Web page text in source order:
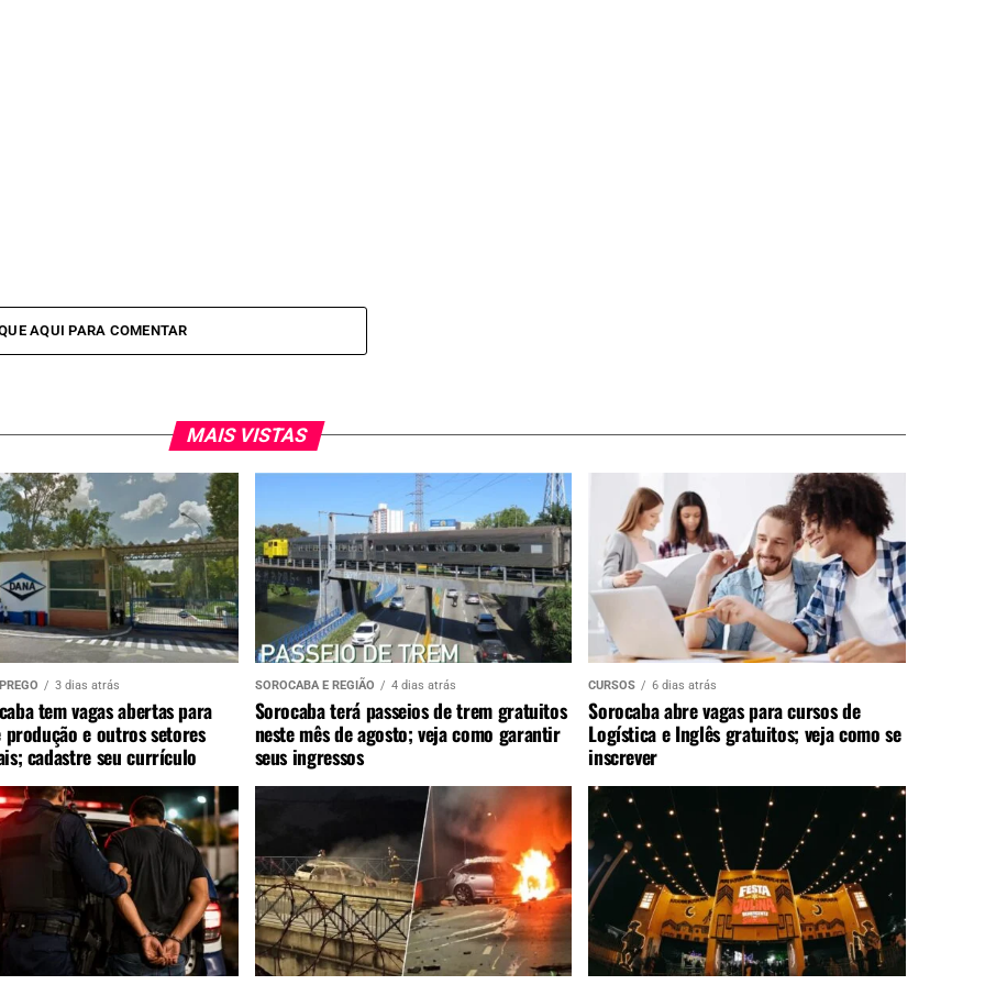
AQUI PARA COMENTAR
MAIS VISTAS
3 dias atrás
tem vagas abertas para
e outros setores
cadastre seu currículo
SOROCABA E REGIÃO 4 dias atrás
Sorocaba terá passeios de trem gratuitos
neste mês de agosto; veja como garantir
seus ingressos
CURSOS 6 dias atrás
Sorocaba abre vagas para cursos de
Logística e Inglês gratuitos; veja como se
inscrever